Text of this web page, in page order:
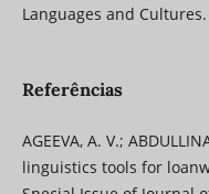
Languages and
Referências
AGEEVA, A. V.;
linguistics tools for